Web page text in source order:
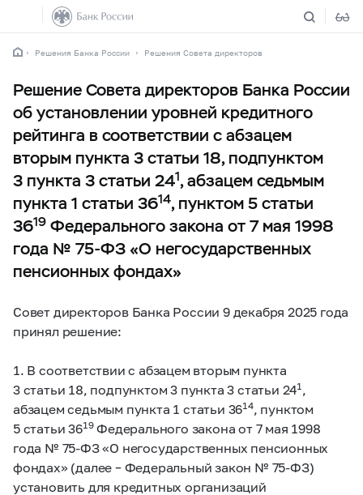
Решения Банка России Решения Совета директоров
Решение Совета директоров Банка России
об установлении уровней кредитного
рейтинга в соответствии с абзацем
вторым пункта 3 статьи 18, подпунктом
3 пункта 3 статьи 241, абзацем седьмым
пункта 1 статьи 3614, пунктом 5 статьи
3619 Федерального закона от 7 мая 1998
года № 75-ФЗ«О негосударственных
пенсионных фондах»
Совет директоров Банка России 9 декабря 2025 года
принял решение:
1. В соответствии с абзацем вторым пункта
3 статьи 18, подпунктом 3 пункта 3 статьи 241,
абзацем седьмым пункта 1 статьи 3614, пунктом
5 статьи 3619Федерального закона от 7 мая 1998
года № 75-ФЗ«О негосударственных пенсионных
фондах» (далее – Федеральный закон № 75-ФЗ)
установить для кредитных организаций